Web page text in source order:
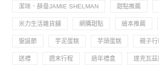
潔咪．薛曼JAMIE SHELMAN 甜點推薦
米力生活雜貨舖 網購甜點 繪本推薦
聖誕節 芋泥蛋糕 芋頭蛋糕 親子行
送禮 週末行程 過年禮盒 達克瓦茲